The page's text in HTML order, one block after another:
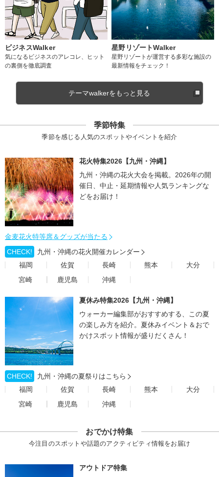
ビジネスWalker
気になるビジネスのアレコレ、ヒット
の裏側を徹底調査
星野リゾートWalker
星野リゾートが運営する多彩な施設の
最新情報をチェック！
テーマwalkerをもっと見る
季節特集
季節を感じる人気のスポットやイベントを紹介
花火特集2026【九州・沖縄】
九州・沖縄の花火大会を掲載。2026年の開
催日、中止・延期情報や人気ランキングな
どをお届け！
金麦花火特等席＆グッズが当たる
CHECK!
九州・沖縄の花火開催カレンダー
福岡
佐賀 長崎 熊本
大分
宮崎
鹿児島 沖縄
夏休み特集2026【九州・沖縄】
ウォーカー編集部がおすすめする、この夏
の楽しみ方を紹介。夏休みイベント＆おで
かけスポット情報が盛りだくさん！
CHECK!
九州・沖縄の夏祭りはこちら
福岡
佐賀 長崎 熊本
大分
宮崎
鹿児島 沖縄
おでかけ特集
今注目のスポットや話題のアクティビティ情報をお届け
アウトドア特集